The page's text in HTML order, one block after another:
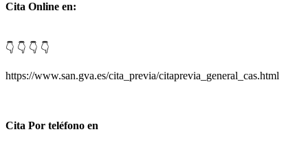
Cita Online en:
👇 👇 👇 👇
https://www.san.gva.es/cita_previa/citaprevia_general_cas.html
Cita Por teléfono en